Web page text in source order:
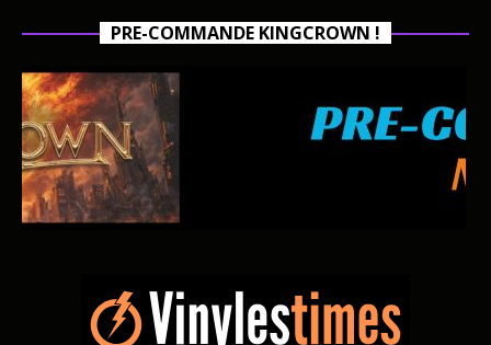
PRE-COMMANDE KINGCROWN !